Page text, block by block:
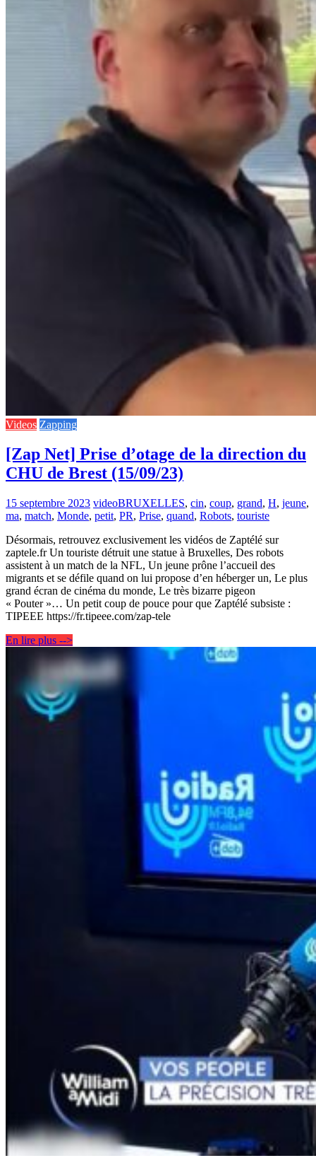
Videos Zapping
[Zap Net] Prise d’otage de la direction du
CHU de Brest (15/09/23)
15 septembre 2023 videoBRUXELLES, cin, coup, grand, H, jeune,
ma, match, Monde, petit, PR, Prise, quand, Robots, touriste
Désormais, retrouvez exclusivement les vidéos de Zaptélé sur
zaptele.fr Un touriste détruit une statue à Bruxelles, Des robots
assistent à un match de la NFL, Un jeune prône l’accueil des
migrants et se défile quand on lui propose d’en héberger un, Le plus
grand écran de cinéma du monde, Le très bizarre pigeon
« Pouter »… Un petit coup de pouce pour que Zaptélé subsiste :
TIPEEE https://fr.tipeee.com/zap-tele
En lire plus -->